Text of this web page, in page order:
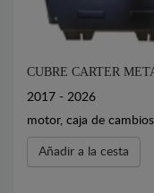
CUBRE CARTER
2017 - 2026
motor, caja de
Añadir a la cesta